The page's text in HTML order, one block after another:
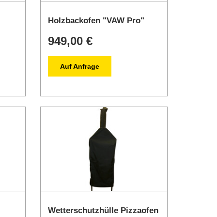
Holzbackofen "VAW Pro"
949,00 €
Auf Anfrage
Wetterschutzhülle Pizzaofen